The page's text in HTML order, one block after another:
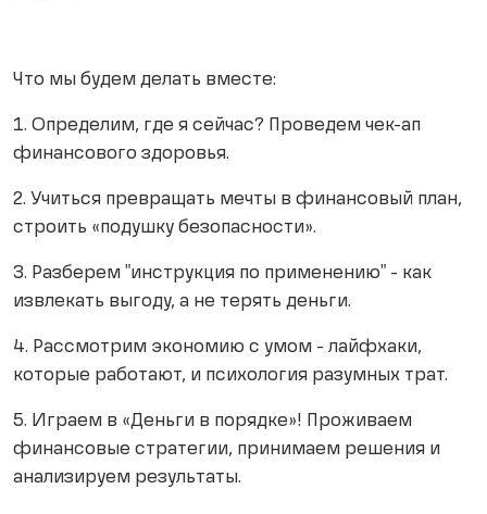
Что мы будем делать вместе:
1. Определим, где я сейчас? Проведем чек-ап
финансового здоровья.
2. Учиться превращать мечты в финансовый план,
строить «подушку безопасности».
3. Разберем "инструкция по применению" - как
извлекать выгоду, а не терять деньги.
4. Рассмотрим экономию с умом - лайфхаки,
которые работают, и психология разумных трат.
5. Играем в «Деньги в порядке»! Проживаем
финансовые стратегии, принимаем решения и
анализируем результаты.